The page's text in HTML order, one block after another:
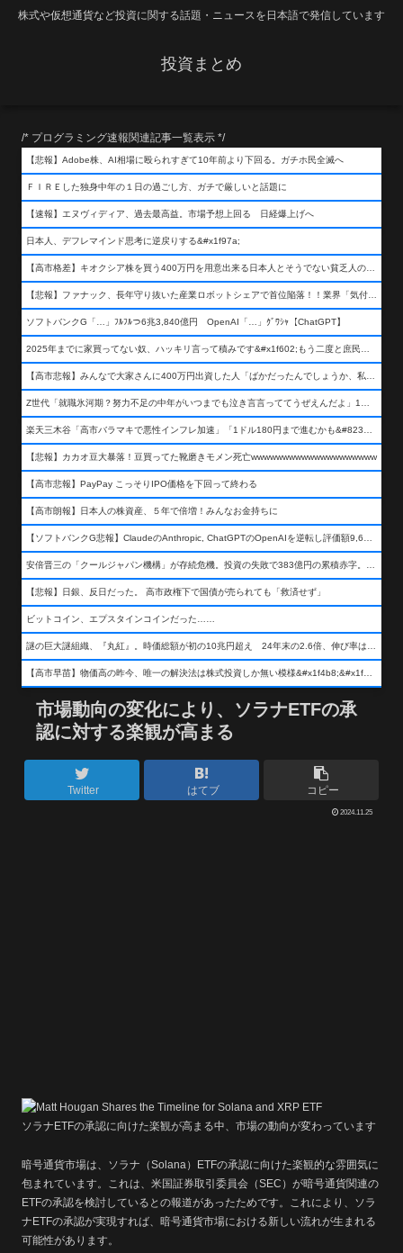
株式や仮想通貨など投資に関する話題・ニュースを日本語で発信しています
投資まとめ
/* プログラミング速報関連記事一覧表示 */
【悲報】Adobe株、AI相場に殴られすぎて10年前より下回る。ガチホ民全滅へ
ＦＩＲＥした独身中年の１日の過ごし方、ガチで厳しいと話題に
【速報】エヌヴィディア、過去最高益。市場予想上回る 日経爆上げへ
日本人、デフレマインド思考に逆戻りする&#x1f97a;
【高市格差】キオクシア株を買う400万円を用意出来る日本人とそうでない貧乏人の差が超広まるって事よ
【悲報】ファナック、長年守り抜いた産業ロボットシェアで首位陥落！！業界「気付いたら一気に抜かれていた…」
ソフトバンクG「…」ﾌﾙﾌﾙつ6兆3,840億円 OpenAI「…」ｸﾞﾜｼｬ【ChatGPT】
2025年までに家買ってない奴、ハッキリ言って積みです&#x1f602;もう二度と庶民が買える値段になりません&#x1f602;&#x1f602;&#x1f602;
【高市悲報】みんなで大家さんに400万円出資した人「ばかだったんでしょうか、私は&#x1f622;」
Z世代「就職氷河期？努力不足の中年がいつまでも泣き言言っててうぜえんだよ」1万いいね
楽天三木谷「高市バラマキで悪性インフレ加速」「1ドル180円まで進むかも&#8230;もう看過できない」
【悲報】カカオ豆大暴落！豆買ってた靴磨きモメン死亡wwwwwwwwwwwwwwwwwwww
【高市悲報】PayPay こっそりIPO価格を下回って終わる
【高市朗報】日本人の株資産、５年で倍増！みんなお金持ちに
【ソフトバンクG悲報】ClaudeのAnthropic, ChatGPTのOpenAIを逆転し評価額9,650億ドル (約154兆円) の世界一価値あるAI企業に……
安倍晋三の「クールジャパン機構」が存続危機。投資の失敗で383億円の累積赤字。2025年度決算も大赤字の可能性。責任の所在はウヤムヤ
【悲報】日銀、反日だった。 高市政権下で国債が売られても「救済せず」
ビットコイン、エプスタインコインだった……
謎の巨大謎組織、『丸紅』。時価総額が初の10兆円超え 24年末の2.6倍、伸び率は謎組織首位
【高市早苗】物価高の昨今、唯一の解決法は株式投資しか無い模様&#x1f4b8;&#x1f4b8;&#x1f4b8;
市場動向の変化により、ソラナETFの承
認に対する楽観が高まる
Twitter はてブ コピー
2024.11.25
ソラナETFの承認に向けた楽観が高まる中、市場の動向が変わっています
暗号通貨市場は、ソラナ（Solana）ETFの承認に向けた楽観的な雰囲気に
包まれています。これは、米国証券取引委員会（SEC）が暗号通貨関連の
ETFの承認を検討しているとの報道があったためです。これにより、ソラ
ナETFの承認が実現すれば、暗号通貨市場における新しい流れが生まれる
可能性があります。